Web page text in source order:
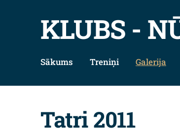
KLUBS -
Sākums Treniņi Galerija
Tatri 2011